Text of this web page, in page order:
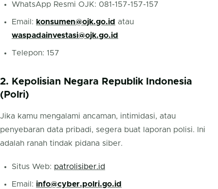
WhatsApp Resmi OJK: 081-157-157-157
Email: konsumen@ojk.go.id atau
waspadainvestasi@ojk.go.id
Telepon: 157
2. Kepolisian Negara Republik Indonesia
(Polri)
Jika kamu mengalami ancaman, intimidasi, atau
penyebaran data pribadi, segera buat laporan polisi. Ini
adalah ranah tindak pidana siber.
Situs Web: patrolisiber.id
Email: info@cyber.polri.go.id